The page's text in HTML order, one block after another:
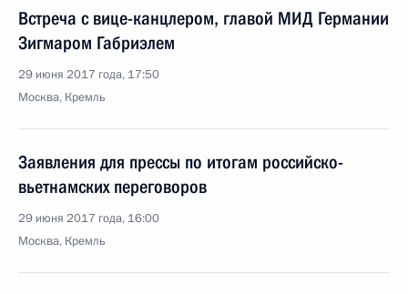
Встреча с вице-канцлером, главой МИД Германии
Зигмаром Габриэлем
29 июня 2017 года, 17:50
Москва, Кремль
Заявления для прессы по итогам российско-
вьетнамских переговоров
29 июня 2017 года, 16:00
Москва, Кремль